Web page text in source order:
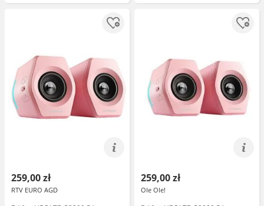
259,00 zł
RTV EURO AGD
259,00 zł
Ole Ole!